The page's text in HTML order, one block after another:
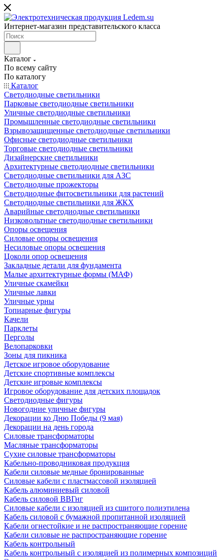
Интернет-магазин представительского класса
Каталог
По всему сайту
По каталогу
Каталог
Светодиодные светильники
Парковые светодиодные светильники
Уличные светодиодные светильники
Промышленные светодиодные светильники
Взрывозащищенные светодиодные светильники
Офисные светодиодные светильники
Торговые светодиодные светильники
Дизайнерские светильники
Архитектурные светодиодные светильники
Светодиодные светильники для АЗС
Светодиодные прожекторы
Светодиодные фитосветильники для растений
Светодиодные светильники для ЖКХ
Аварийные светодиодные светильники
Низковольтные светодиодные светильники
Опоры освещения
Силовые опоры освещения
Несиловые опоры освещения
Цоколи опор освещения
Закладные детали для фундамента
Малые архитектурные формы (МАФ)
Уличные скамейки
Уличные лавки
Уличные урны
Топиарные фигуры
Качели
Парклеты
Перголы
Велопарковки
Зоны для пикника
Детское игровое оборудование
Детские спортивные комплексы
Детские игровые комплексы
Игровое оборудование для детских площадок
Светодиодные фигуры
Новогодние уличные фигуры
Декорации ко Дню Победы (9 мая)
Декорации на день города
Силовые трансформаторы
Масляные трансформаторы
Сухие силовые трансформаторы
Кабельно-проводниковая продукция
Кабели силовые медные бронированные
Силовые кабели с пластмассовой изоляцией
Кабель алюминиевый силовой
Кабель силовой ВВГнг
Силовые кабели с изоляцией из сшитого полиэтилена
Кабель силовой с бумажной пропитанной изоляцией
Кабели огнестойкие и не распространяющие горение
Кабели силовые не распространяющие горение
Кабель контрольный
Кабель контрольный с изоляцией из полимерных композиций